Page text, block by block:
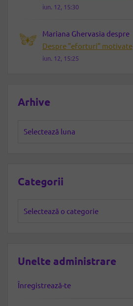
iun. 12, 15:30
Mariana Ghervasia despre
Despre ”eforturi” motivate
iun. 12, 15:25
Arhive
Categorii
Unelte administrare
Înregistrează-te